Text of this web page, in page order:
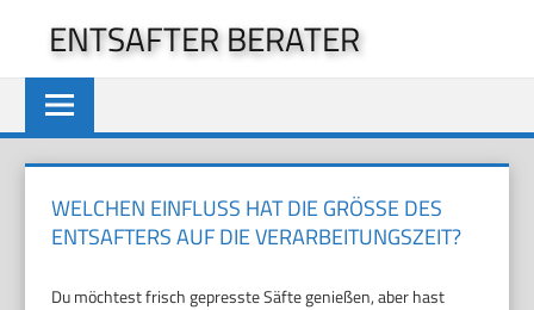
springen
ENTSAFTER BERATER
WELCHEN EINFLUSS HAT DIE GRÖSSE DES E
NTSAFTERS AUF DIE VERARBEITUNGSZEIT?
Du möchtest frisch gepresste Säfte genießen, aber hast